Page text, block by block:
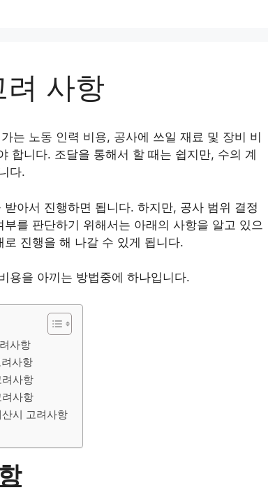
사항
는 노동 인력 비용, 공사에 쓰일 재료 및 장비 비
합니다. 조달을 통해서 할 때는 쉽지만, 수의 계
다.
아서 진행하면 됩니다. 하지만, 공사 범위 결정
를 판단하기 위해서는 아래의 사항을 알고 있으
진행을 해 나갈 수 있게 됩니다.
용을 아끼는 방법중에 하나입니다.
사항
사항
사항
사항
시 고려사항